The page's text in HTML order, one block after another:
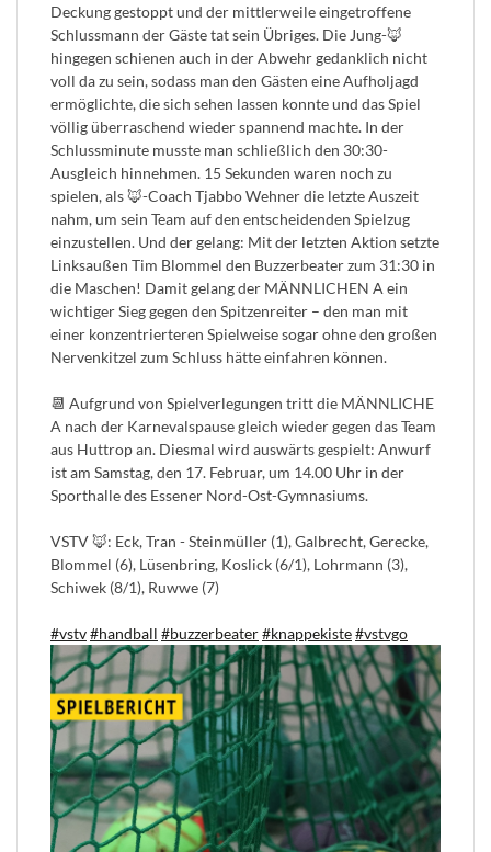
Deckung gestoppt und der mittlerweile eingetroffene
Schlussmann der Gäste tat sein Übriges. Die Jung-🦊
hingegen schienen auch in der Abwehr gedanklich nicht
voll da zu sein, sodass man den Gästen eine Aufholjagd
ermöglichte, die sich sehen lassen konnte und das Spiel
völlig überraschend wieder spannend machte. In der
Schlussminute musste man schließlich den 30:30-
Ausgleich hinnehmen. 15 Sekunden waren noch zu
spielen, als 🦊-Coach Tjabbo Wehner die letzte Auszeit
nahm, um sein Team auf den entscheidenden Spielzug
einzustellen. Und der gelang: Mit der letzten Aktion setzte
Linksaußen Tim Blommel den Buzzerbeater zum 31:30 in
die Maschen! Damit gelang der MÄNNLICHEN A ein
wichtiger Sieg gegen den Spitzenreiter – den man mit
einer konzentrierteren Spielweise sogar ohne den großen
Nervenkitzel zum Schluss hätte einfahren können.
📆 Aufgrund von Spielverlegungen tritt die MÄNNLICHE
A nach der Karnevalspause gleich wieder gegen das Team
aus Huttrop an. Diesmal wird auswärts gespielt: Anwurf
ist am Samstag, den 17. Februar, um 14.00 Uhr in der
Sporthalle des Essener Nord-Ost-Gymnasiums.
VSTV 🦊: Eck, Tran - Steinmüller (1), Galbrecht, Gerecke,
Blommel (6), Lüsenbring, Koslick (6/1), Lohrmann (3),
Schiwek (8/1), Ruwwe (7)
#vstv#handball #buzzerbeater#knappekiste#vstvgo